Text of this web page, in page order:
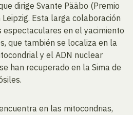
dirige Svante Pääbo (Premio
Esta larga colaboración
espectaculares en el yacimiento
que también se localiza en la
y el ADN nuclear
han recuperado en la Sima de
en las mitocondrias,